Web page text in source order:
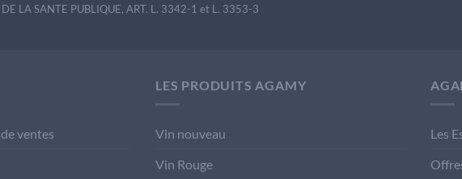
LA SANTE PUBLIQUE, ART. L. 3342-1 et L. 3353-3
ventes
LES PRODUITS AGAMY
Vin nouveau
Vin Rouge
Les